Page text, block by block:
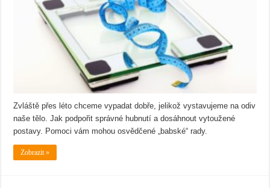
Zvláště přes léto chceme vypadat dobře, jelikož vystavujeme na odiv
naše tělo. Jak podpořit správné hubnutí a dosáhnout vytoužené
postavy. Pomoci vám mohou osvědčené „babské“ rady.
Zobrazit »